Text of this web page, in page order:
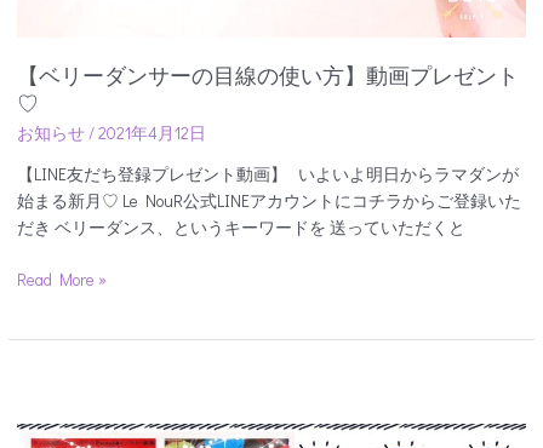
【ベリーダンサーの目線の使い方】動画プレゼント
♡
お知らせ/2021年4月12日
【LINE友だち登録プレゼント動画】 いよいよ明日からラマダンが
始まる新月♡ Le NouR公式LINEアカウントにコチラからご登録いた
だき ベリーダンス、というキーワードを 送っていただくと
Read More »
4/4（日）